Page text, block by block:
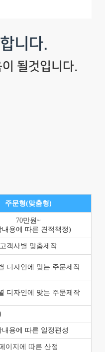
니다.
될것입니다.
주문형(맞춤형)
70만원~
내용에 따른 견적책정)
고객사별 맞춤제작
디자인에 맞는 주문제작
디자인에 맞는 주문제작
내용에 따른 일정편성
이지에 따른 산정